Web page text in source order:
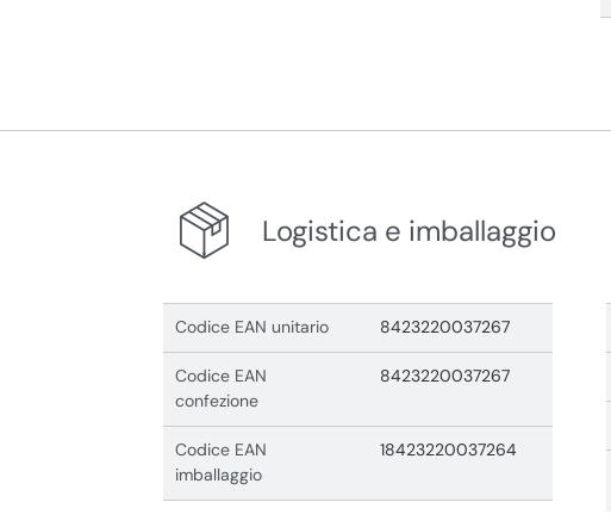
Logistica e imballaggio
Codice EAN unitario 8423220037267
Codice EAN
confezione
8423220037267
Codice EAN
imballaggio
18423220037264